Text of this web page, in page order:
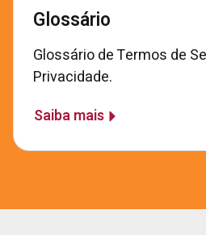
Glossário
Glossário de Termos de
Privacidade.
Saiba mais